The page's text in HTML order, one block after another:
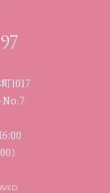
1017
No.7
）